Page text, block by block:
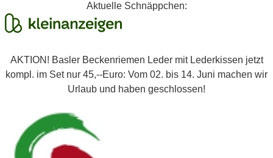
Aktuelle Schnäppchen:
AKTION! Basler Beckenriemen Leder mit Lederkissen jetzt
kompl. im Set nur 45,--Euro: Vom 02. bis 14. Juni machen wir
Urlaub und haben geschlossen!